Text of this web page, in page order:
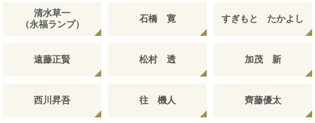
清水草一
（永福ランプ）
石橋 寛 すぎもと たかよし
遠藤正賢 松村 透 加茂 新
西川昇吾 往 機人 齊藤優太